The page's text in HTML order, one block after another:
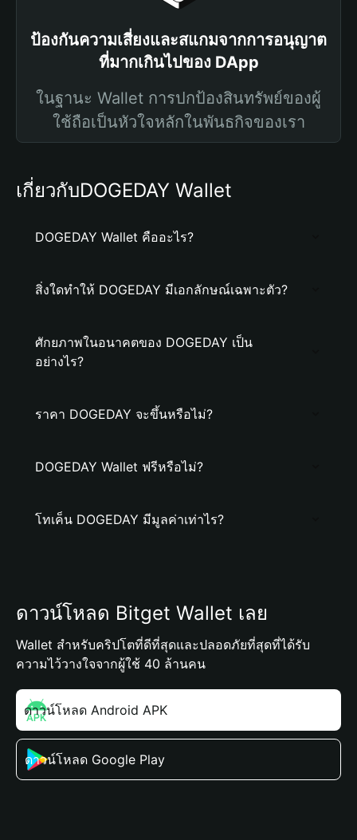
ป้องกันความเสี่ยงและสแกมจากการอนุญาต
ที่มากเกินไปของ DApp
ในฐานะ Wallet การปกป้องสินทรัพย์ของผู้
ใช้ถือเป็นหัวใจหลักในพันธกิจของเรา
เกี่ยวกับDOGEDAY Wallet
DOGEDAY Wallet คืออะไร?
สิ่งใดทำให้ DOGEDAY มีเอกลักษณ์เฉพาะตัว?
ศักยภาพในอนาคตของ DOGEDAY เป็น
อย่างไร?
ราคา DOGEDAY จะขึ้นหรือไม่?
DOGEDAY Wallet ฟรีหรือไม่?
โทเค็น DOGEDAY มีมูลค่าเท่าไร?
ดาวน์โหลด Bitget Wallet เลย
Wallet สำหรับคริปโตที่ดีที่สุดและปลอดภัยที่สุดที่ได้รับ
ความไว้วางใจจากผู้ใช้ 40 ล้านคน
ดาวน์โหลด Android APK
ดาวน์โหลด Google Play